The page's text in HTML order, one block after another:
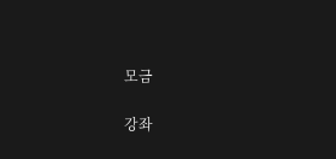
모금
강좌